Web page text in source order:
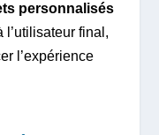
personnalisés
l’utilisateur final,
l’expérience